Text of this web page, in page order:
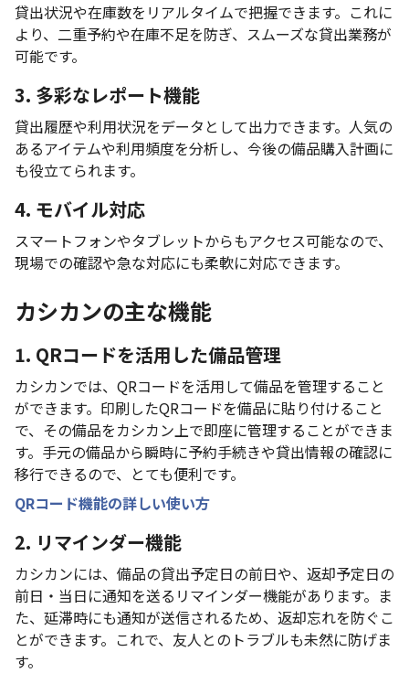
貸出状況や在庫数をリアルタイムで把握できます。これに
より、二重予約や在庫不足を防ぎ、スムーズな貸出業務が
可能です。
3. 多彩なレポート機能
貸出履歴や利用状況をデータとして出力できます。人気の
あるアイテムや利用頻度を分析し、今後の備品購入計画に
も役立てられます。
4. モバイル対応
スマートフォンやタブレットからもアクセス可能なので、
現場での確認や急な対応にも柔軟に対応できます。
カシカンの主な機能
1. QRコードを活用した備品管理
カシカンでは、QRコードを活用して備品を管理すること
ができます。印刷したQRコードを備品に貼り付けること
で、その備品をカシカン上で即座に管理することができま
す。手元の備品から瞬時に予約手続きや貸出情報の確認に
移行できるので、とても便利です。
QRコード機能の詳しい使い方
2. リマインダー機能
カシカンには、備品の貸出予定日の前日や、返却予定日の
前日・当日に通知を送るリマインダー機能があります。ま
た、延滞時にも通知が送信されるため、返却忘れを防ぐこ
とができます。これで、友人とのトラブルも未然に防げま
す。